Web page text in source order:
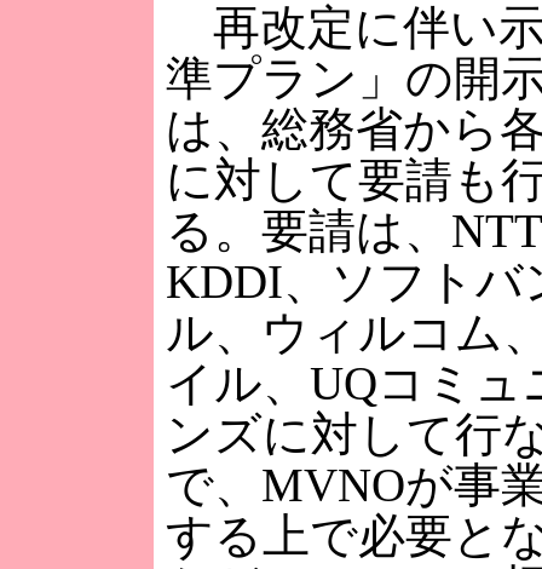
再改定に伴い
準プラン」の開
は、総務省から
に対して要請も
る。要請は、
KDDI、ソフトバ
ル、ウィルコム
イル、UQコミュ
ンズに対して行
で、MVNOが事
する上で必要と